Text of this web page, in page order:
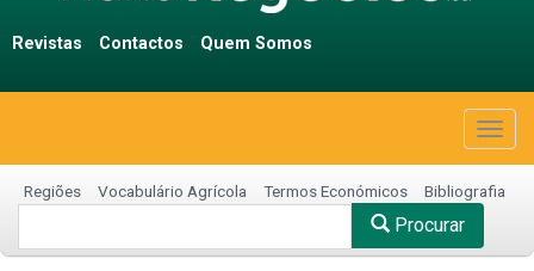
Revistas Contactos Quem Somos
Regiões Vocabulário Agrícola Termos Económicos Bibliografia
Procurar